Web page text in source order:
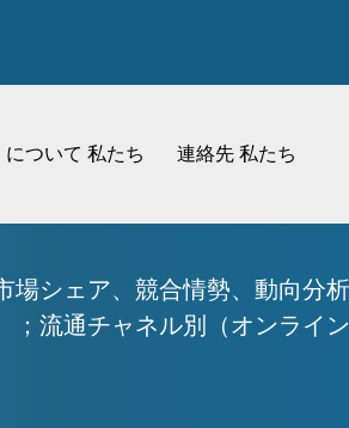
について 私たち 連絡先 私たち
シェア、競合情勢、動向分
流通チャネル別（オンライ